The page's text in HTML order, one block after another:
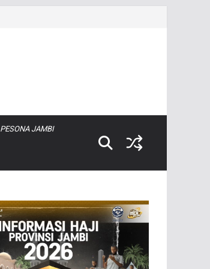
PESONA JAMBI